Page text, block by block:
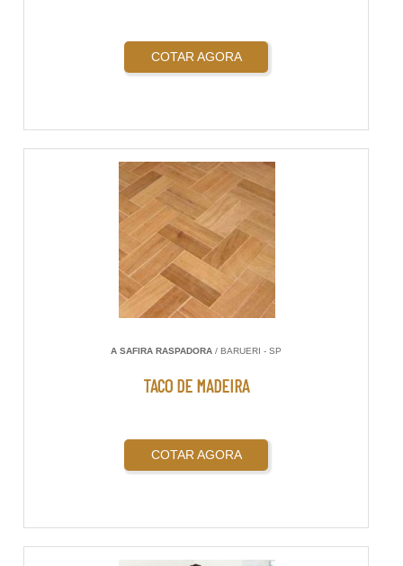
COTAR AGORA
A SAFIRA RASPADORA / BARUERI - SP
TACO DE MADEIRA
COTAR AGORA